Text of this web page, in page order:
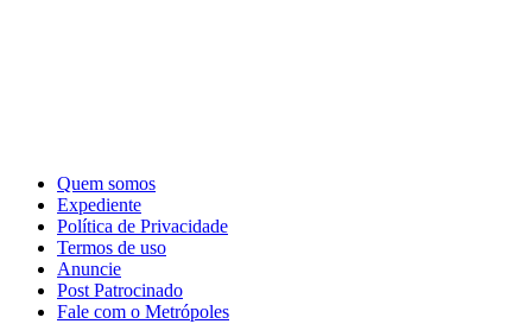
Quem somos
Expediente
Política de Privacidade
Termos de uso
Anuncie
Post Patrocinado
Fale com o Metrópoles